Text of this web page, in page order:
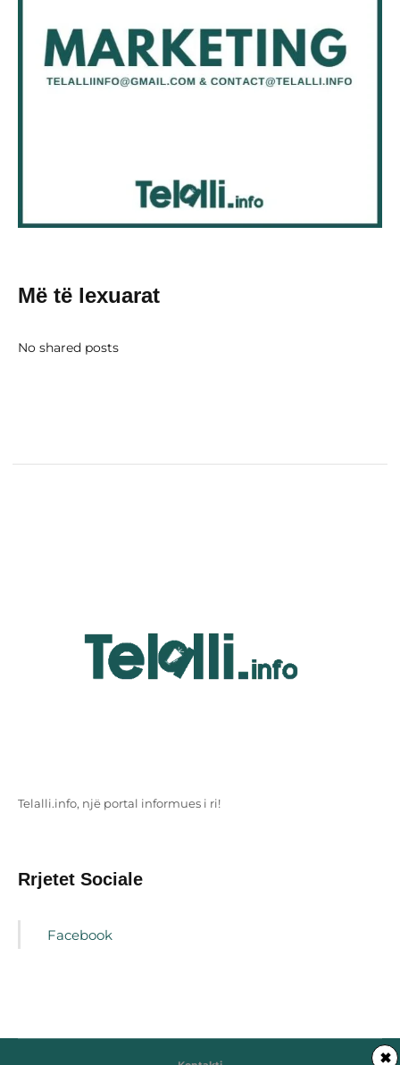
Më të lexuarat
No shared posts
Telalli.info, një portal informues i ri!
Rrjetet Sociale
Facebook
✖